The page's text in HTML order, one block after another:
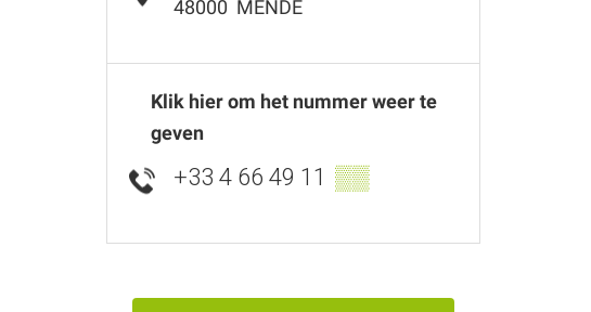
48000 MENDE
Klik hier om het nummer weer te
geven
+33 4 66 49 11 ▒▒